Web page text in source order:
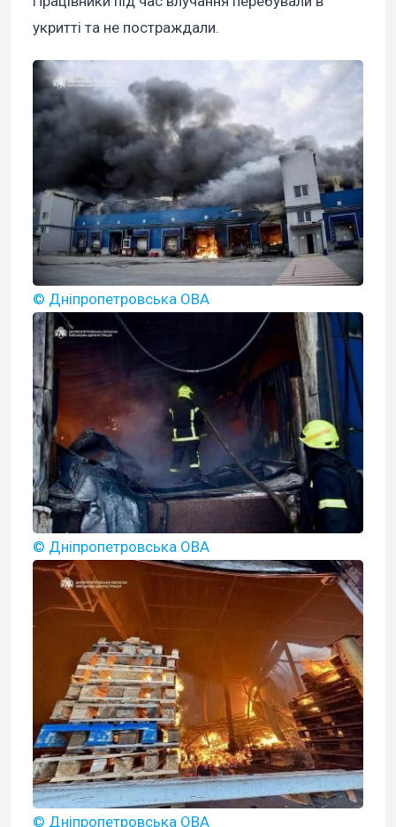
укритті та не постраждали.
© Дніпропетровська ОВА
© Дніпропетровська ОВА
© Дніпропетровська ОВА